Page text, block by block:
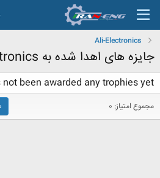
Ali-Electronics
جایزه های اهدا شده به Ali-Electronics
been awarded any trophies yet.
مجموع امتیاز: 0